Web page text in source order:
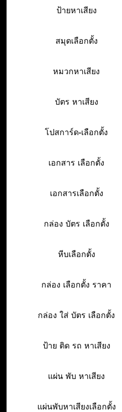
ป้ายหาเสียง
สมุดเลือกตั้ง
หมวกหาเสียง
บัตร หาเสียง
โปสการ์ด-เลือกตั้ง
เอกสาร เลือกตั้ง
เอกสารเลือกตั้ง
กล่อง บัตร เลือกตั้ง
หีบเลือกตั้ง
กล่อง เลือกตั้ง ราคา
กล่อง ใส่ บัตร เลือกตั้ง
ป้าย ติด รถ หาเสียง
แผ่น พับ หาเสียง
แผ่นพับหาเสียงเลือกตั้ง